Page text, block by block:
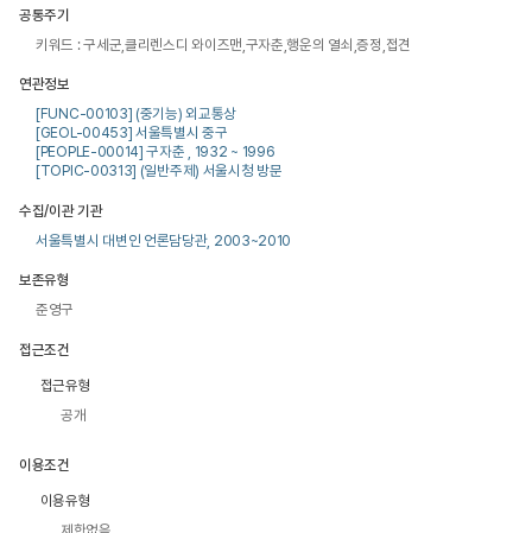
공통주기
키워드 : 구세군,클리렌스디 와이즈맨,구자춘,행운의 열쇠,증정,접견
연관정보
[FUNC-00103] (중기능) 외교통상
[GEOL-00453] 서울특별시 중구
[PEOPLE-00014] 구자춘 , 1932 ~ 1996
[TOPIC-00313] (일반주제) 서울시청 방문
수집/이관 기관
서울특별시 대변인 언론담당관, 2003~2010
보존유형
준영구
접근조건
접근유형
공개
이용조건
이용유형